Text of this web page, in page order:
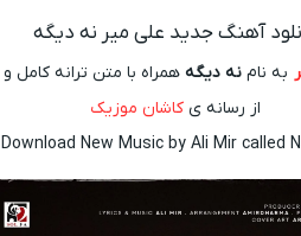
آهنگ جدید علی میر نه دیگه
به نام نه دیگه
از رسانه یکاشان موزیک
Download New Music by Ali Mir called